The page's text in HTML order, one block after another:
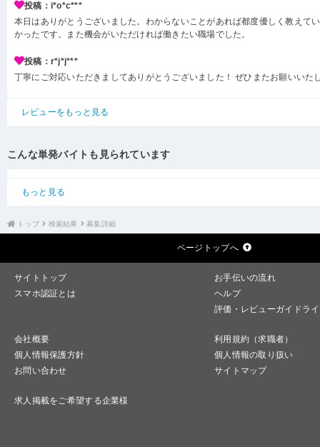
投稿：i*o*c***
本日はありがとうございました。わからないことがあれば都度優しく教えて
かったです。また機会がいただければ働きたい職場でした。
投稿：r*j*j***
丁寧にご対応いただきましてありがとうございました！ ぜひまたお願いいた
レビューをもっと見る
こんな単発バイトも見られています
もっと見る
トップ 検索結果 募集詳細
ページトップへ
サイトトップ
お手伝いの流れ
スマホ認証とは
ヘルプ
評価・レビューガイドラ
会社概要
利用規約（求職者）
個人情報保護方針
個人情報の取り扱い
お問い合わせ
サイトマップ
求人掲載をご希望する企業様